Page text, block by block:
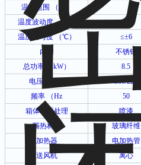
温度范围 （
温度波动度 （ ≤±1
温度均匀度 （℃） ≤±6
内胆
不锈钢
总功率
kW） 8.5
电压
380/220
频率
（Hz 50
箱体表面处理
喷漆
隔热材料
玻璃纤维
加热器
电加热管
送风机
离心